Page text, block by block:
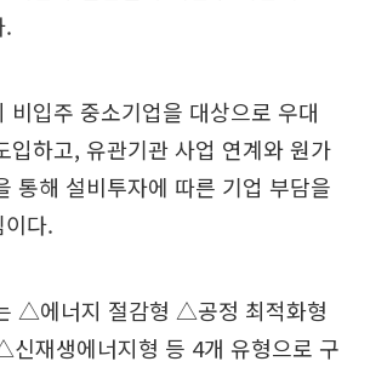
.
비입주 중소기업을 대상으로 우대
입하고, 유관기관 사업 연계와 원가
통해 설비투자에 따른 기업 부담을
다.
△에너지 절감형 △공정 최적화형
재생에너지형 등 4개 유형으로 구